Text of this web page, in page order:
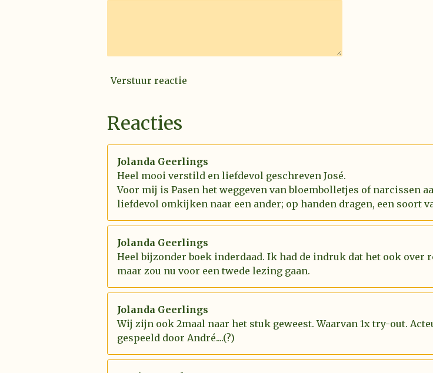
Verstuur reactie
Reacties
Jolanda Geerlings
Heel mooi verstild en liefdevol geschreven José.
Voor mij is Pasen het weggeven van bloembolletjes of narcissen
liefdevol omkijken naar een ander; op handen dragen, een soort
Jolanda Geerlings
Heel bijzonder boek inderdaad. Ik had de indruk dat het ook over
maar zou nu voor een twede lezing gaan.
Jolanda Geerlings
Wij zijn ook 2maal naar het stuk geweest. Waarvan 1x try-out.
gespeeld door André....(?)